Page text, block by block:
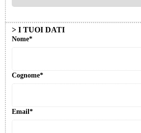
> I TUOI DATI
Nome*
Cognome*
Email*